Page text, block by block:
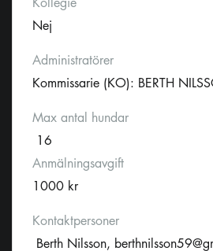
Nej
Administratörer
Kommissarie (KO): BERTH
Max antal hundar
16
Anmälningsavgift
1000 kr
Kontaktpersoner
Berth Nilsson,